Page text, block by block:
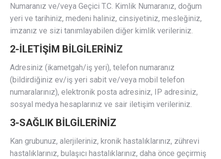
Numaranız ve/veya Geçici T.C. Kimlik Numaranız, doğum
yeri ve tarihiniz, medeni haliniz, cinsiyetiniz, mesleğiniz,
imzanız ve sizi tanımlayabilen diğer kimlik verileriniz.
2-İLETİŞİM BİLGİLERİNİZ
Adresiniz (ikametgah/iş yeri), telefon numaranız
(bildirdiğiniz ev/iş yeri sabit ve/veya mobil telefon
numaralarınız), elektronik posta adresiniz, IP adresiniz,
sosyal medya hesaplarınız ve sair iletişim verileriniz.
3-SAĞLIK BİLGİLERİNİZ
Kan grubunuz, alerjileriniz, kronik hastalıklarınız, zührevi
hastalıklarınız, bulaşıcı hastalıklarınız, daha önce geçirmiş